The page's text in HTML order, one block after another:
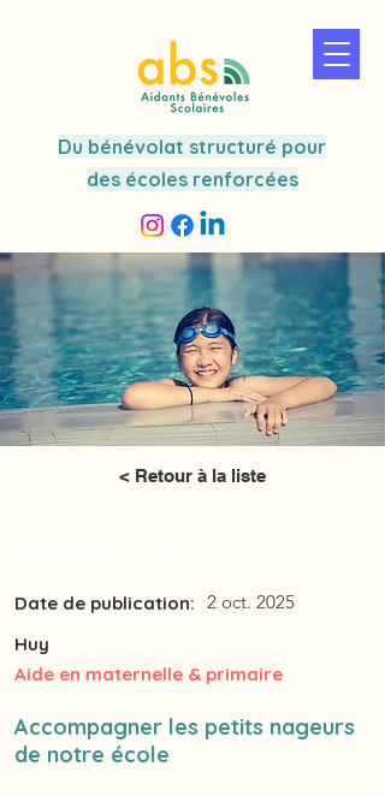
Du bénévolat structuré pour
des écoles renforcées
< Retour à la liste
Date de publication: 2 oct. 2025
Huy
Aide en maternelle & primaire
Accompagner les petits nageurs
de notre école